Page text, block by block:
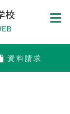
料請求
校
資料請求